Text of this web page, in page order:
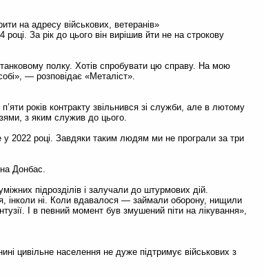
на адресу військових, ветеранів»
За рік до цього він вирішив йти не на строкову
полку. Хотів спробувати цю справу. На мою
— розповідає «Металіст».
років контракту звільнився зі служби, але в лютому
з яким служив до цього.
2022 році. Завдяки таким людям ми не програли за три
Донбас.
підрозділів і залучали до штурмових дій.
інколи ні. Коли вдавалося — займали оборону, нищили
І в певний момент був змушений піти на лікування»,
цивільне населення не дуже підтримує військових з